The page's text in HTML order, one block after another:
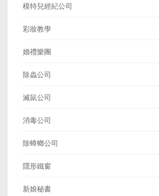
模特兒經紀公司
彩妝教學
婚禮樂團
除蟲公司
滅鼠公司
消毒公司
除蟑螂公司
隱形鐵窗
新娘秘書